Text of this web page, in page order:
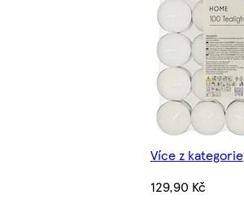
Více z kategorie
129,90 Kč